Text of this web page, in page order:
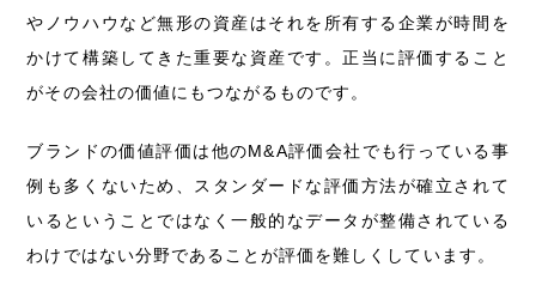
やノウハウなど無形の資産はそれを所有する企業が時間を
かけて構築してきた重要な資産です。正当に評価すること
がその会社の価値にもつながるものです。
ブランドの価値評価は他のM&A評価会社でも行っている事
例も多くないため、スタンダードな評価方法が確立されて
いるということではなく一般的なデータが整備されている
わけではない分野であることが評価を難しくしています。